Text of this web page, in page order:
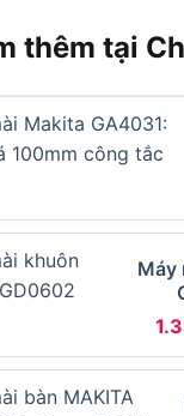
thêm tại
Máy